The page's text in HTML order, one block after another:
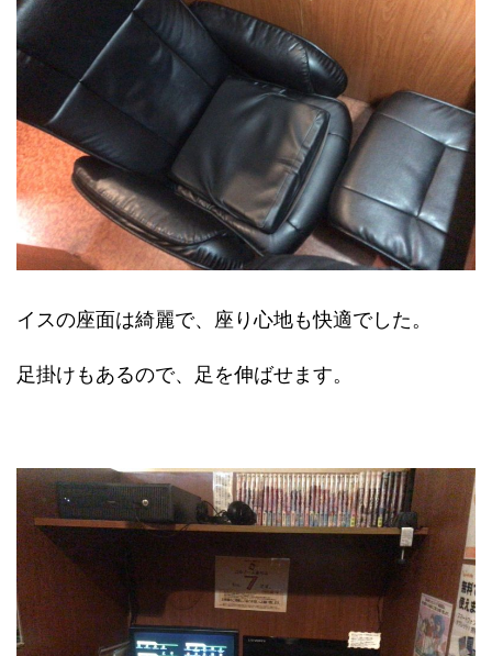
イスの座面は綺麗で、座り心地も快適でした。
足掛けもあるので、足を伸ばせます。